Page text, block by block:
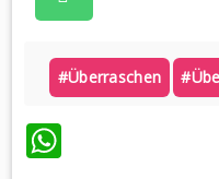
#überraschen
WhatsApp